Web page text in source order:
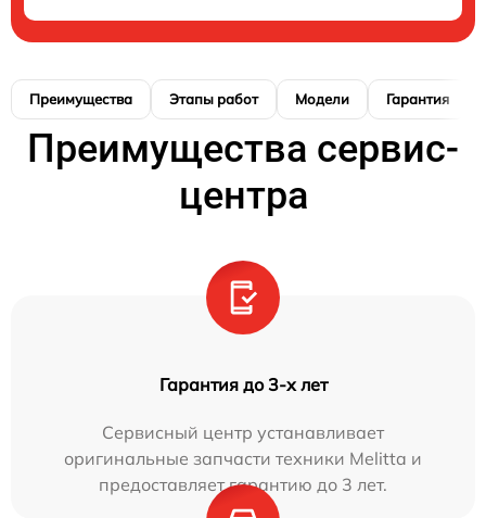
Преимущества Этапы работ Модели Гарантия
Преимущества сервис-
центра
Гарантия до 3-х лет
Сервисный центр устанавливает
оригинальные запчасти техники Melitta и
предоставляет гарантию до 3 лет.